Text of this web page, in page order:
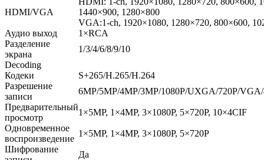
HDMI/VGA
1440×900, 1280×800
VGA:1-ch, 1920×1080, 1280×720, 800×600,
Аудио выход
1×RCA
Разделение
экрана
1/3/4/6/8/9/10
Decoding
Кодеки
S+265/H.265/H.264
Разрешение
записи
6MP/5MP/4MP/3MP/1080P/UXGA/720P/
Предварительный
просмотр
1×5MP, 1×4MP, 3×1080P, 5×720P, 10×4CIF
Одновременное
воспроизведение
1×5MP, 1×4MP, 3×1080P, 5×720P
Шифрование
Да